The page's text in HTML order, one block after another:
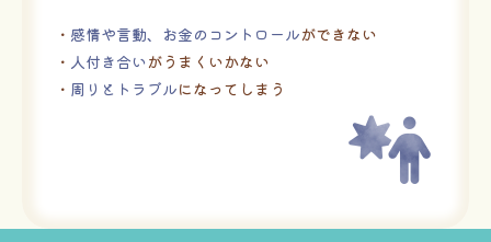
・ 感情や言動、お金のコントロールができない
・ 人付き合いがうまくいかない
・ 周りとトラブルになってしまう